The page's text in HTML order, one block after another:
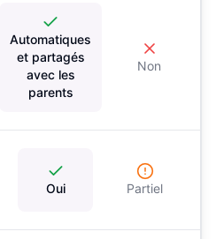
Automatiques
et partagés
avec les
parents
Non
Oui Partiel